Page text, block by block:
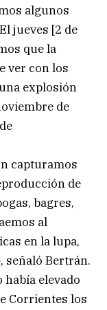
algunos
jueves [2 de
que la
ver con los
explosión
de
capturamos
de
bagres,
al
en la lupa,
señaló Bertrán.
elevado
Corrientes los